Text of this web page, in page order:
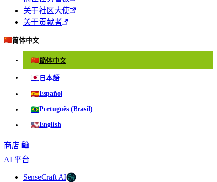
关于社区大使
关于贡献者
🇨🇳简体中文
🇨🇳简体中文
🇯🇵 日本語
🇪🇸Español
🇧🇷Português (Brasil)
🇺🇸English
商店 🛍️
AI 平台
SenseCraft AI